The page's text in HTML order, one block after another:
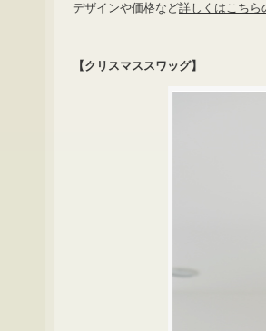
デザインや価格など詳しくはこちら
【クリスマススワッグ】